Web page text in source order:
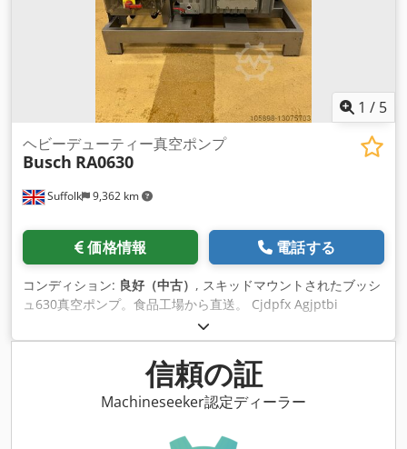
1 / 5
Suffolk 9,362 km
ヘビーデューティー真空ポンプ
Busch RA0630
価格情報 電話する
コンディション: 良好（中古） , スキッドマウントされたブッシ
ュ630真空ポンプ。食品工場から直送。 Cjdpfx Agjptbi
信頼の証
Machineseeker認定ディーラー